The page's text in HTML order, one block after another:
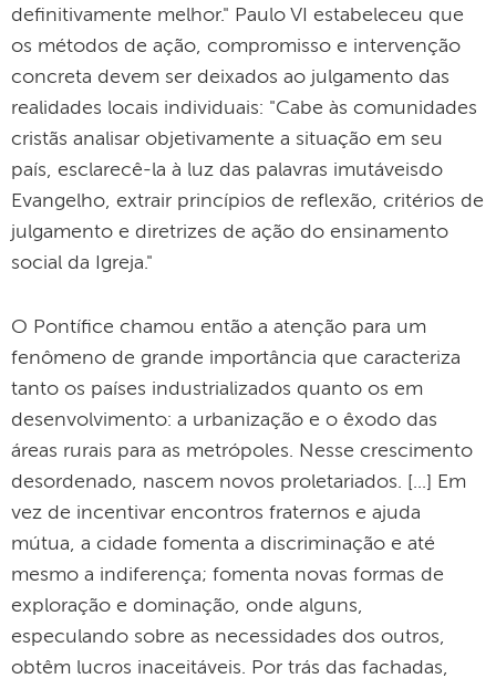
definitivamente melhor." Paulo VI estabeleceu que
os métodos de ação, compromisso e intervenção
concreta devem ser deixados ao julgamento das
realidades locais individuais: "Cabe às comunidades
cristãs analisar objetivamente a situação em seu
país, esclarecê-la à luz das palavras imutáveis​​do
Evangelho, extrair princípios de reflexão, critérios de
julgamento e diretrizes de ação do ensinamento
social da Igreja."
O Pontífice chamou então a atenção para um
fenômeno de grande importância que caracteriza
tanto os países industrializados quanto os em
desenvolvimento: a urbanização e o êxodo das
áreas rurais para as metrópoles. Nesse crescimento
desordenado, nascem novos proletariados. [...] Em
vez de incentivar encontros fraternos e ajuda
mútua, a cidade fomenta a discriminação e até
mesmo a indiferença; fomenta novas formas de
exploração e dominação, onde alguns,
especulando sobre as necessidades dos outros,
obtêm lucros inaceitáveis. Por trás das fachadas,